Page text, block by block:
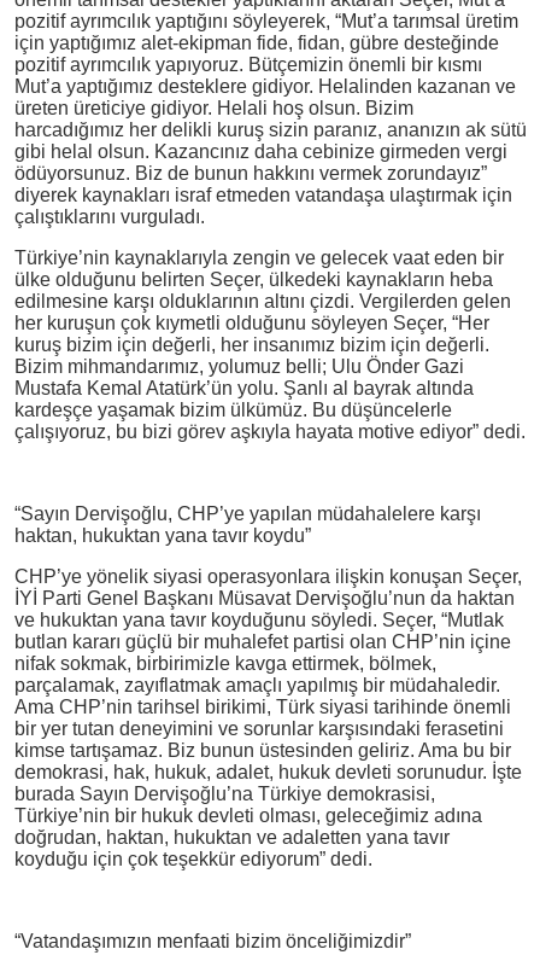
pozitif ayrımcılık yaptığını söyleyerek, “Mut’a tarımsal üretim
için yaptığımız alet-ekipman fide, fidan, gübre desteğinde
pozitif ayrımcılık yapıyoruz. Bütçemizin önemli bir kısmı
Mut’a yaptığımız desteklere gidiyor. Helalinden kazanan ve
üreten üreticiye gidiyor. Helali hoş olsun. Bizim
harcadığımız her delikli kuruş sizin paranız, ananızın ak sütü
gibi helal olsun. Kazancınız daha cebinize girmeden vergi
ödüyorsunuz. Biz de bunun hakkını vermek zorundayız”
diyerek kaynakları israf etmeden vatandaşa ulaştırmak için
çalıştıklarını vurguladı.
Türkiye’nin kaynaklarıyla zengin ve gelecek vaat eden bir
ülke olduğunu belirten Seçer, ülkedeki kaynakların heba
edilmesine karşı olduklarının altını çizdi. Vergilerden gelen
her kuruşun çok kıymetli olduğunu söyleyen Seçer, “Her
kuruş bizim için değerli, her insanımız bizim için değerli.
Bizim mihmandarımız, yolumuz belli; Ulu Önder Gazi
Mustafa Kemal Atatürk’ün yolu. Şanlı al bayrak altında
kardeşçe yaşamak bizim ülkümüz. Bu düşüncelerle
çalışıyoruz, bu bizi görev aşkıyla hayata motive ediyor” dedi.
“Sayın Dervişoğlu, CHP’ye yapılan müdahalelere karşı
haktan, hukuktan yana tavır koydu”
CHP’ye yönelik siyasi operasyonlara ilişkin konuşan Seçer,
İYİ Parti Genel Başkanı Müsavat Dervişoğlu’nun da haktan
ve hukuktan yana tavır koyduğunu söyledi. Seçer, “Mutlak
butlan kararı güçlü bir muhalefet partisi olan CHP’nin içine
nifak sokmak, birbirimizle kavga ettirmek, bölmek,
parçalamak, zayıflatmak amaçlı yapılmış bir müdahaledir.
Ama CHP’nin tarihsel birikimi, Türk siyasi tarihinde önemli
bir yer tutan deneyimini ve sorunlar karşısındaki ferasetini
kimse tartışamaz. Biz bunun üstesinden geliriz. Ama bu bir
demokrasi, hak, hukuk, adalet, hukuk devleti sorunudur. İşte
burada Sayın Dervişoğlu’na Türkiye demokrasisi,
Türkiye’nin bir hukuk devleti olması, geleceğimiz adına
doğrudan, haktan, hukuktan ve adaletten yana tavır
koyduğu için çok teşekkür ediyorum” dedi.
“Vatandaşımızın menfaati bizim önceliğimizdir”